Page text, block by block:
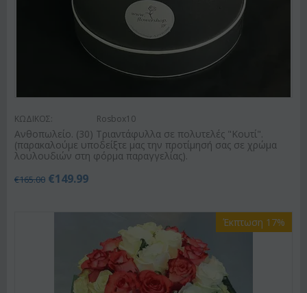
ΚΩΔΙΚΟΣ: Rosbox10
Ανθοπωλείο. (30) Τριαντάφυλλα σε πολυτελές "Κουτί".
(παρακαλούμε υποδείξτε μας την προτίμησή σας σε χρώμα
λουλουδιών στη φόρμα παραγγελίας).
€165.00 €149.99
Έκπτωση 17%